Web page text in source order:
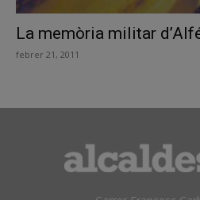
La memòria militar
febrer 21, 2011